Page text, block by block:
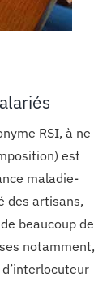
RSI, à ne
est
maladie-
des artisans,
beaucoup de
notamment,